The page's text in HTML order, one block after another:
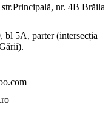
nr. 4B Brăila
bl 5A, parter (intersecția